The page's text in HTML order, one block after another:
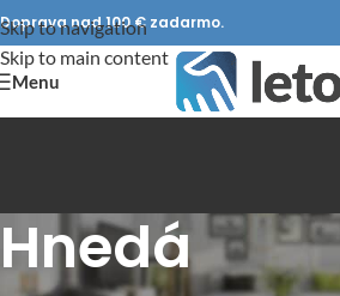
Skip to navigation
Skip to main content
Doprava nad 100 € zadarmo.
Menu
Hnedá